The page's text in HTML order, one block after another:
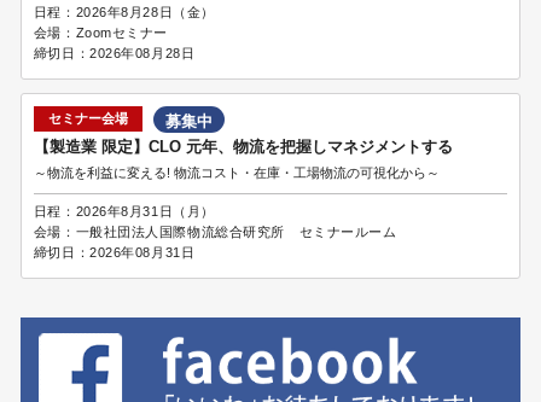
日程： 2026年8月28日（金）
会場： Zoomセミナー
締切日：2026年08月28日
セミナー会場
募集中
【製造業 限定】CLO 元年、物流を把握しマネジメントする
～物流を利益に変える! 物流コスト・在庫・工場物流の可視化から～
日程： 2026年8月31日（月）
会場： 一般社団法人国際物流総合研究所 セミナールーム
締切日：2026年08月31日